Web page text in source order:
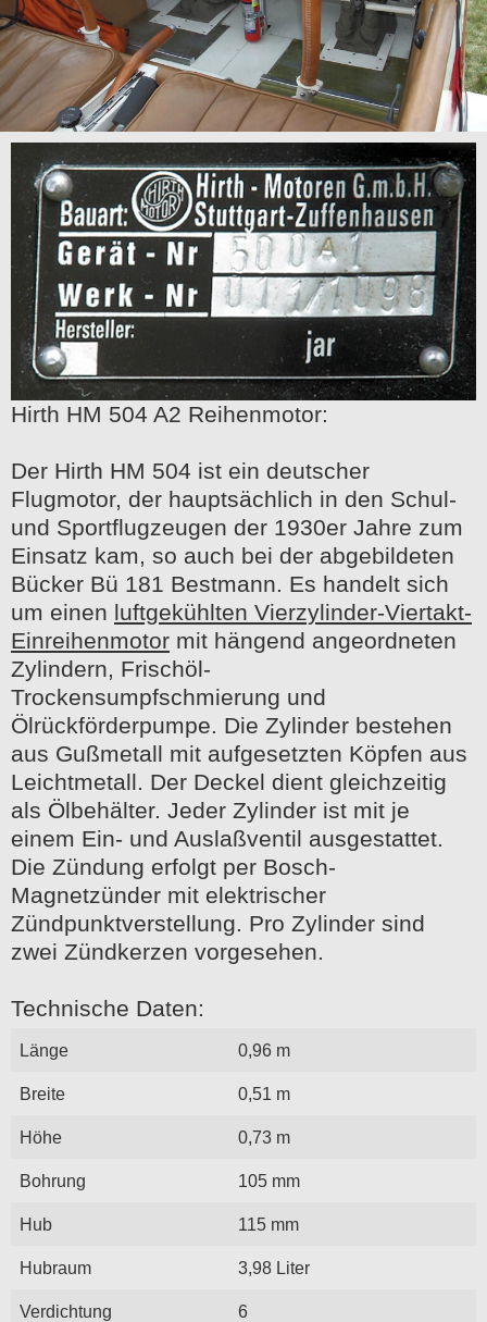
Hirth HM 504 A2 Reihenmotor:
Der Hirth HM 504 ist ein deutscher
Flugmotor, der hauptsächlich in den Schul-
und Sportflugzeugen der 1930er Jahre zum
Einsatz kam, so auch bei der abgebildeten
Bücker Bü 181 Bestmann. Es handelt sich
um einen luftgekühlten Vierzylinder-Viertakt-
Einreihenmotor mit hängend angeordneten
Zylindern, Frischöl-
Trockensumpfschmierung und
Ölrückförderpumpe. Die Zylinder bestehen
aus Gußmetall mit aufgesetzten Köpfen aus
Leichtmetall. Der Deckel dient gleichzeitig
als Ölbehälter. Jeder Zylinder ist mit je
einem Ein- und Auslaßventil ausgestattet.
Die Zündung erfolgt per Bosch-
Magnetzünder mit elektrischer
Zündpunktverstellung. Pro Zylinder sind
zwei Zündkerzen vorgesehen.
Technische Daten:
Länge 0,96 m
Breite 0,51 m
Höhe 0,73 m
Bohrung 105 mm
Hub 115 mm
Hubraum 3,98 Liter
Verdichtung 6